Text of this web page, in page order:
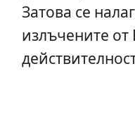
Затова се
излъчените